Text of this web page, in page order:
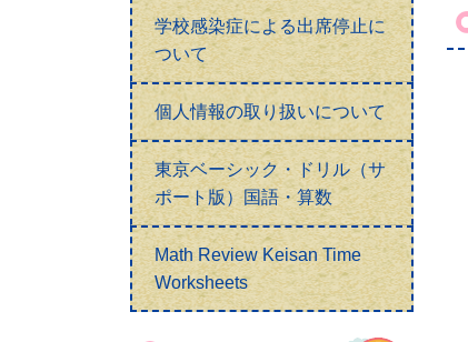
学校感染症による出席停止に
ついて
個人情報の取り扱いについて
東京ベーシック・ドリル（サ
ポート版）国語・算数
Math Review Keisan Time
Worksheets